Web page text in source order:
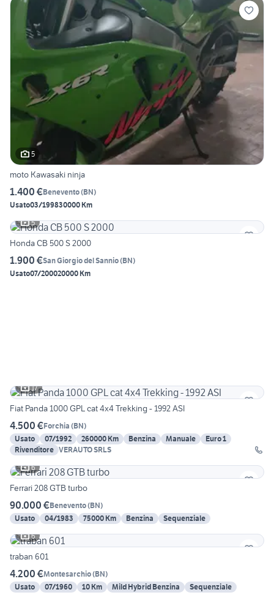
5
moto Kawasaki ninja
1.400 €Benevento(BN)
Usato03/199830000 Km
5
Honda CB 500 S 2000
1.900 €San Giorgio del Sannio(BN)
Usato07/200020000 Km
17
Fiat Panda 1000 GPL cat 4x4 Trekking - 1992 ASI
4.500 €Forchia (BN)
Usato
07/1992 260000 Km Benzina Manuale
Euro 1
Rivenditore VERAUTO SRLS
6
Ferrari 208 GTB turbo
90.000 €Benevento(BN)
Usato
04/1983 75000 Km Benzina
Sequenziale
6
traban 601
4.200 €Montesarchio(BN)
Usato
07/1960 10 Km Mild Hybrid Benzina Sequenziale